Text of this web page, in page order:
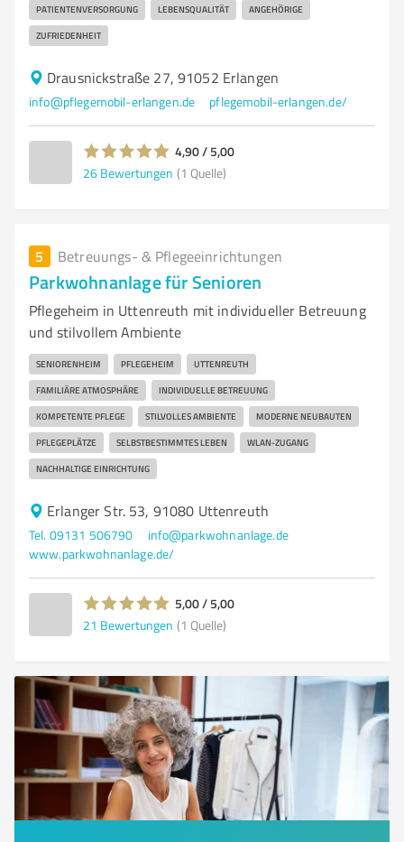
PATIENTENVERSORGUNG LEBENSQUALITÄT ANGEHÖRIGE
ZUFRIEDENHEIT
Drausnickstraße 27, 91052 Erlangen
info@pflegemobil-erlangen.de pflegemobil-erlangen.de/
4,90 / 5,00
26 Bewertungen (1 Quelle)
5 Betreuungs- & Pflegeeinrichtungen
Parkwohnanlage für Senioren
Pflegeheim in Uttenreuth mit individueller Betreuung
und stilvollem Ambiente
SENIORENHEIM PFLEGEHEIM UTTENREUTH
FAMILIÄRE ATMOSPHÄRE INDIVIDUELLE BETREUUNG
KOMPETENTE PFLEGE STILVOLLES AMBIENTE MODERNE NEUBAUTEN
PFLEGEPLÄTZE SELBSTBESTIMMTES LEBEN WLAN-ZUGANG
NACHHALTIGE EINRICHTUNG
Erlanger Str. 53, 91080 Uttenreuth
Tel. 09131 506790
info@parkwohnanlage.de
www.parkwohnanlage.de/
5,00 / 5,00
21 Bewertungen (1 Quelle)